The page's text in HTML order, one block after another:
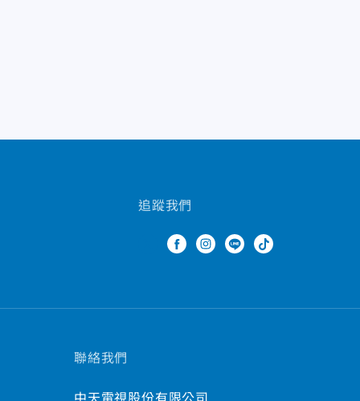
追蹤我們
聯絡我們
中天電視股份有限公司